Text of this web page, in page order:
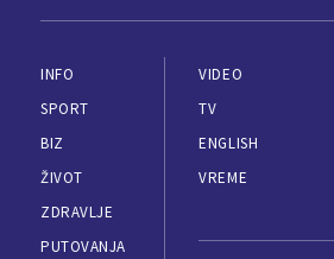
INFO
SPORT
BIZ
ŽIVOT
ZDRAVLJE
PUTOVANJA
VIDEO
TV
ENGLISH
VREME